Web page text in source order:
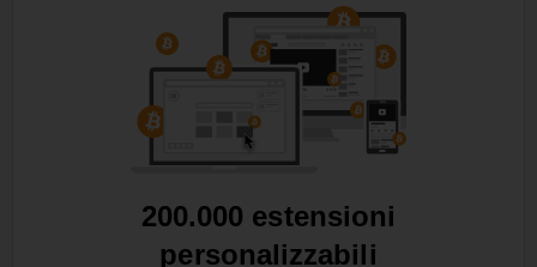
200.000 estensioni
personalizzabili